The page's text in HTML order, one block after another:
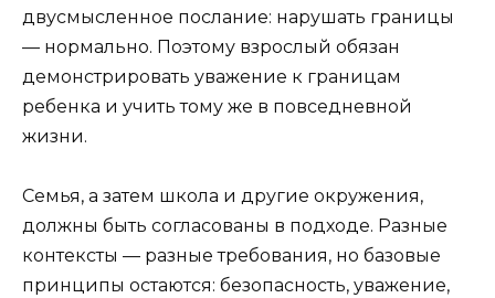
двусмысленное послание: нарушать границы
— нормально. Поэтому взрослый обязан
демонстрировать уважение к границам
ребенка и учить тому же в повседневной
жизни.
Семья, а затем школа и другие окружения,
должны быть согласованы в подходе. Разные
контексты — разные требования, но базовые
принципы остаются: безопасность, уважение,